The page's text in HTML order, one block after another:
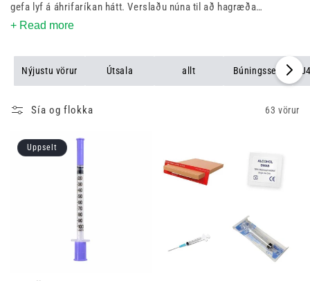
gefa lyf á áhrifaríkan hátt. Verslaðu núna til að hagræða
inndælingarferlinu þínu!
+ Read more
Nýjustu vörur Útsala allt Búningssett
Sía og flokka 63 vörur
Uppselt